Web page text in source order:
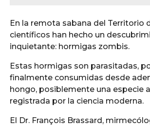
En la remota sabana del Territorio
científicos han hecho un
inquietante: hormigas zombis.
Estas hormigas son parasitadas,
finalmente consumidas desde
hongo, posiblemente una especie
registrada por la ciencia moderna.
El Dr. François Brassard,